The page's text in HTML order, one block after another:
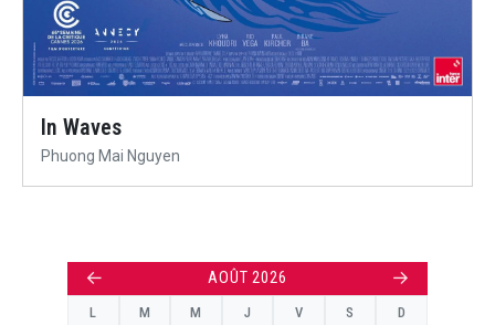
In Waves
Phuong Mai Nguyen
← AOÛT 2026 →
L M M J V S D